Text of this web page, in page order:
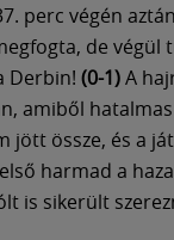
perc végén aztán
de
Derbin! (0-1)A
amiből
jött össze, és a
harmad a
is sikerült